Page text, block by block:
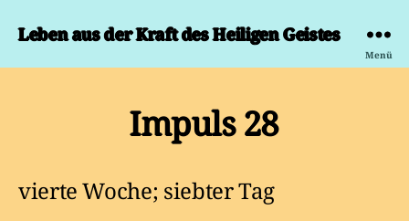
Leben aus der Kraft des Heiligen Geistes
Menü
Impuls 28
vierte Woche; siebter Tag